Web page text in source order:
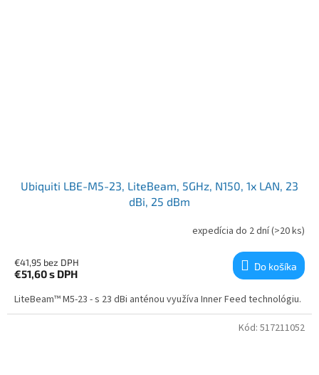
Ubiquiti LBE-M5-23, LiteBeam, 5GHz, N150, 1x LAN, 23
dBi, 25 dBm
expedícia do 2 dní(>20 ks)
€41,95 bez DPH
€51,60s DPH
Do košíka
LiteBeam™ M5-23 - s 23 dBi anténou využíva Inner Feed technológiu.
Kód: 517211052